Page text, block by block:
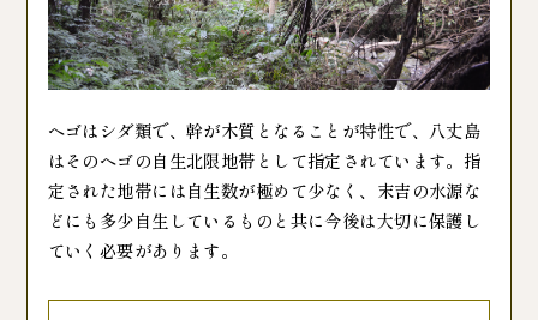
ヘゴはシダ類で、幹が木質となることが特性で、八丈島
はそのヘゴの自生北限地帯として指定されています。指
定された地帯には自生数が極めて少なく、末吉の水源な
どにも多少自生しているものと共に今後は大切に保護し
ていく必要があります。